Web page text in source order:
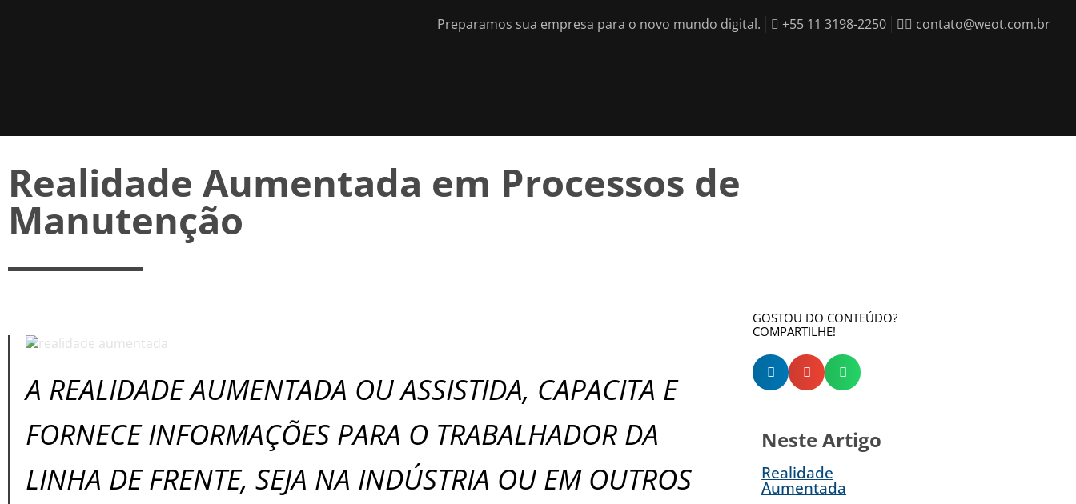
Preparamos sua empresa para o novo mundo digital. +55 11 3198-2250 contato@weot.com.br
Realidade Aumentada em Processos de
Manutenção
A REALIDADE AUMENTADA OU ASSISTIDA, CAPACITA E
FORNECE INFORMAÇÕES PARA O TRABALHADOR DA
LINHA DE FRENTE, SEJA NA INDÚSTRIA OU EM OUTROS
GOSTOU DO CONTEÚDO?
COMPARTILHE!
Neste Artigo
Realidade
Aumentada